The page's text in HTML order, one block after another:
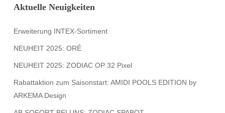
Aktuelle Neuigkeiten
Erweiterung INTEX-Sortiment
NEUHEIT 2025: ORÉ
NEUHEIT 2025: ZODIAC OP 32 Pixel
Rabattaktion zum Saisonstart: AMIDI POOLS EDITION by
ARKEMA Design